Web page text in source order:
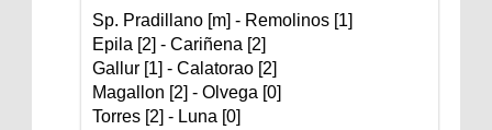
Sp. Pradillano [m] - Remolinos [1]
Epila [2] - Cariñena [2]
Gallur [1] - Calatorao [2]
Magallon [2] - Olvega [0]
Torres [2] - Luna [0]